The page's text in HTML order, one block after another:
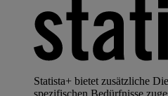
Statista+ bietet zusätzliche
spezifischen Bedürfnisse